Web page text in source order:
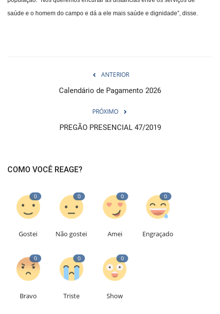
saúde e o homem do campo e dá a ele mais saúde e dignidade”, disse.
ANTERIOR
Calendário de Pagamento 2026
PRÓXIMO
PREGÃO PRESENCIAL 47/2019
COMO VOCÊ REAGE?
0
Gostei
0
Não gostei
0
Amei
0
Engraçado
0
Bravo
0
Triste
0
Show